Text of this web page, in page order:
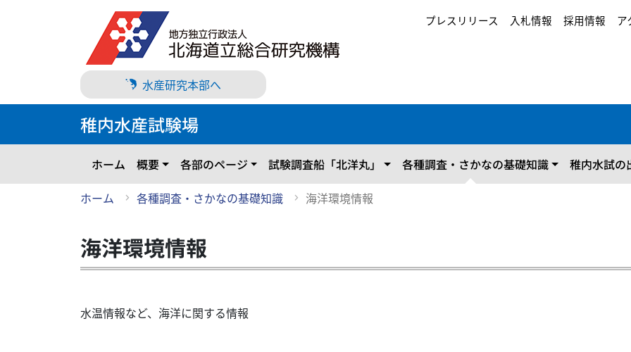
ン
に
プレスリリース 入札情報 採用情報 ア
水産研究本部へ
稚内水産試験場
ホーム 概要 各部のページ 試験調査船「北洋丸」 各種調査・さかなの基礎知識
稚内水試の
ホーム
各種調査・さかなの基礎知識 海洋環境情報
海洋環境情報
水温情報など、海洋に関する情報